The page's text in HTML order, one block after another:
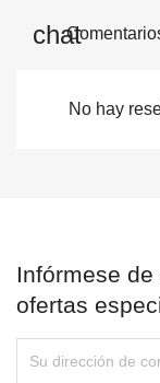
No hay
Infórmese
ofertas